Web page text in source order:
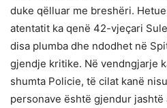
duke qëlluar me breshëri.
atentatit ka qenë 42-vjeçari
disa plumba dhe ndodhet në
gjendje kritike. Në vendngjarje
shumta Policie, të cilat kanë
personave është gjendur